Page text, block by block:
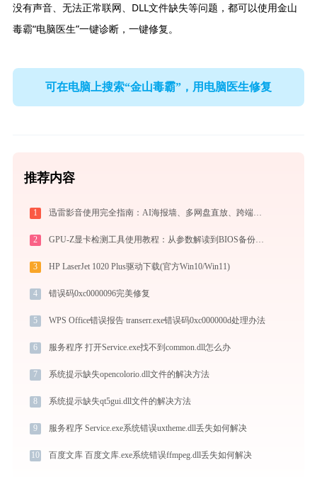
没有声音、无法正常联网、DLL文件缺失等问题，都可以使用金山
毒霸“电脑医生”一键诊断，一键修复。
可在电脑上搜索“金山毒霸”，用电脑医生修复
推荐内容
1 迅雷影音使用完全指南：AI海报墙、多网盘直放、跨端同步，不止于播放器
2 GPU-Z显卡检测工具使用教程：从参数解读到BIOS备份，一站式掌握显卡信息
3 HP LaserJet 1020 Plus驱动下载(官方Win10/Win11)
4 错误码0xc0000096完美修复
5 WPS Office错误报告 transerr.exe错误码0xc000000d处理办法
6 服务程序 打开Service.exe找不到common.dll怎么办
7 系统提示缺失opencolorio.dll文件的解决方法
8 系统提示缺失qt5gui.dll文件的解决方法
9 服务程序 Service.exe系统错误uxtheme.dll丢失如何解决
10 百度文库 百度文库.exe系统错误ffmpeg.dll丢失如何解决